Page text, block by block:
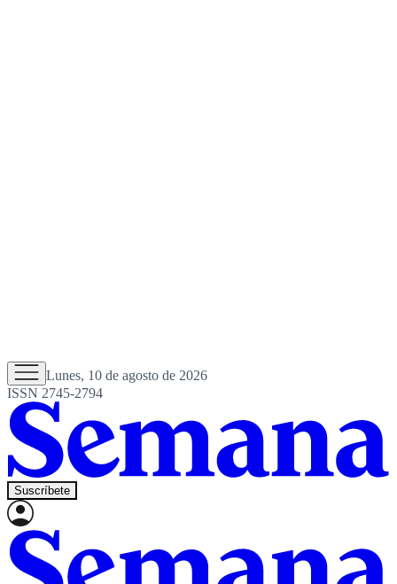
Lunes, 10 de agosto de 2026
ISSN 2745-2794
Suscríbete